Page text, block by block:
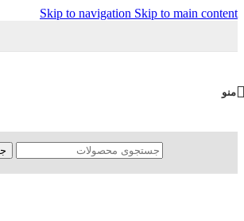
Skip to navigation Skip to main content
منو